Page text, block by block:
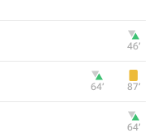
46‎’‎
64‎’‎ 87‎’‎
64‎’‎